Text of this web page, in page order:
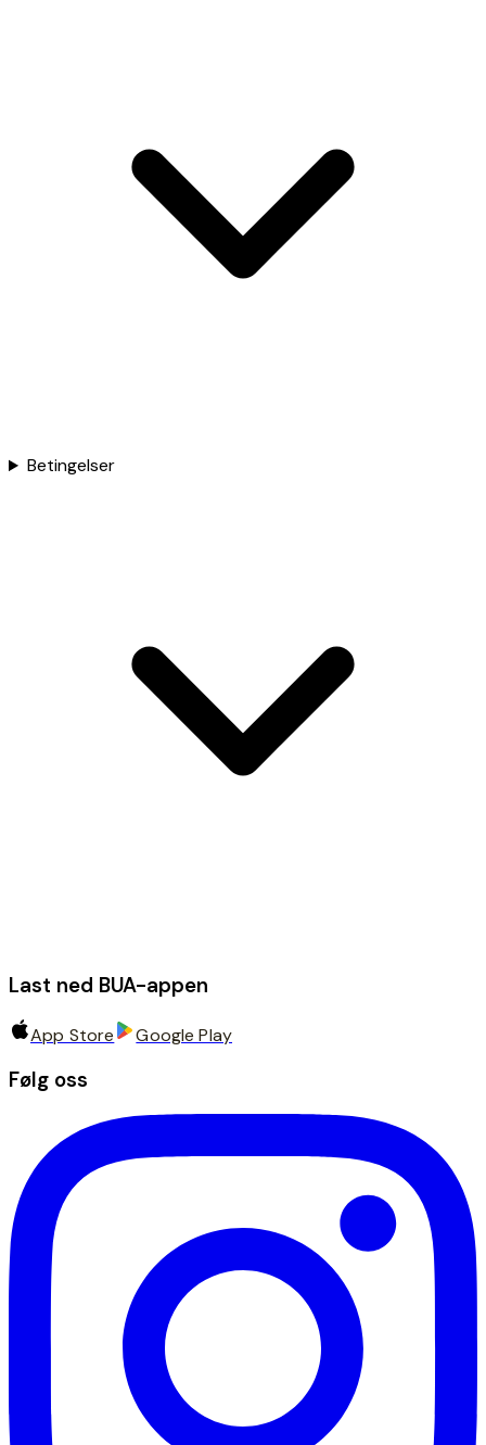
Betingelser
Last ned BUA-appen
App Store Google Play
Følg oss